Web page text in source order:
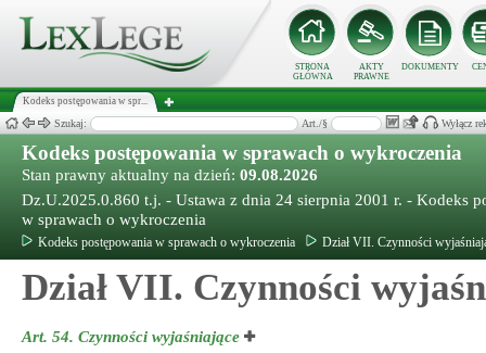
STRONA
GŁÓWNA
AKTY
PRAWNE
DOKUMENTY
Kodeks postępowania w spr...
Szukaj: Art./§ Wyłącz
Kodeks postępowania w sprawach o wykroczenia
Stan prawny aktualny na dzień: 09.08.2026
Dz.U.2025.0.860 t.j. - Ustawa z dnia 24 sierpnia 2001 r. - Kodeks
w sprawach o wykroczenia
Kodeks postępowania w sprawach o wykroczenia Dział VII. Czynności
Dział VII. Czynności
Art. 54. Czynności wyjaśniające